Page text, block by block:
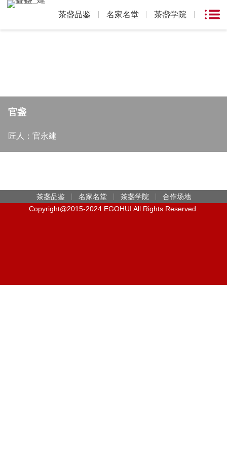
茶盏品鉴 名家名堂 茶盏学院
官盏
匠人：官永建
茶盏品鉴 名家名堂 茶盏学院
合作场地
Copyright@2015-2024 EGOHUI All Rights Reserved.